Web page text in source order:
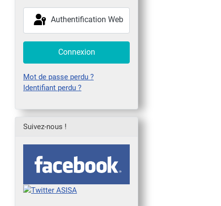
Authentification Web
Connexion
Mot de passe perdu ?
Identifiant perdu ?
Suivez-nous !